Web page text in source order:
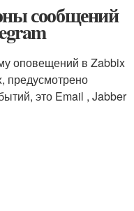
сообщений
оповещений в Zabbix
предусмотрено
это Email , Jabber